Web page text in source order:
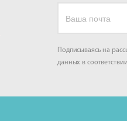
Подписываясь на
данных в